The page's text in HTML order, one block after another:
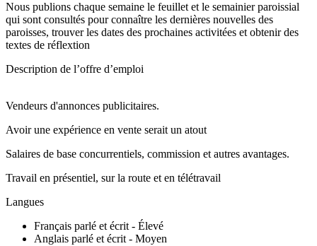
Nous publions chaque semaine le feuillet et le semainier paroissial
qui sont consultés pour connaître les dernières nouvelles des
paroisses, trouver les dates des prochaines activitées et obtenir des
textes de réflextion
Description de l’offre d’emploi
Vendeurs d'annonces publicitaires.
Avoir une expérience en vente serait un atout
Salaires de base concurrentiels, commission et autres avantages.
Travail en présentiel, sur la route et en télétravail
Langues
Français parlé et écrit - Élevé
Anglais parlé et écrit - Moyen